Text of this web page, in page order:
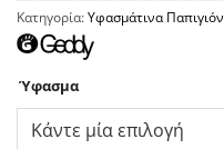
Κατηγορία:Υφασμάτινα Παπιγιόν
Ύφασμα